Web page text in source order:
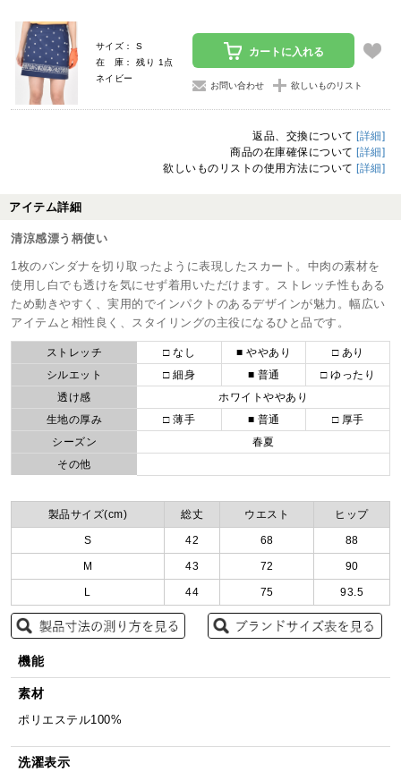
サイズ： S
在 庫： 残り 1点
ネイビー
カートに入れる
お問い合わせ 欲しいものリスト
返品、交換について [詳細]
商品の在庫確保について [詳細]
欲しいものリストの使用方法について [詳細]
アイテム詳細
清涼感漂う柄使い
1枚のバンダナを切り取ったように表現したスカート。中肉の素材を
使用し白でも透けを気にせず着用いただけます。ストレッチ性もある
ため動きやすく、実用的でインパクトのあるデザインが魅力。幅広い
アイテムと相性良く、スタイリングの主役になるひと品です。
ストレッチ □ なし ■ ややあり
□ あり
シルエット
□ 細身 ■ 普通
□ ゆったり
透け感
ホワイトややあり
生地の厚み
□ 薄手 ■ 普通
□ 厚手
シーズン
春夏
その他
製品サイズ(cm) 総丈 ウエスト ヒップ
S 42 68 88
M 43 72 90
L 44 75 93.5
機能
素材
ポリエステル100%
洗濯表示